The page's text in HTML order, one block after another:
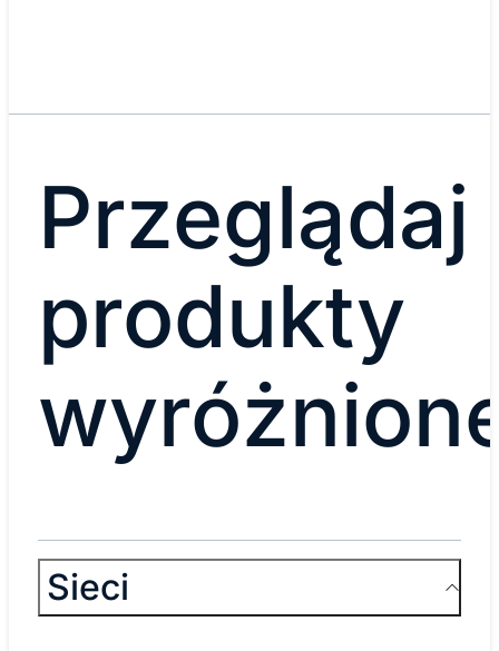
Przeglądaj
produkty
Sieci